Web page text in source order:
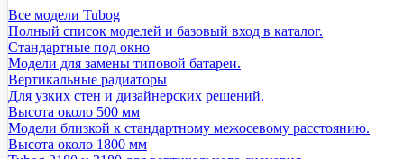
Все модели Tubog
Полный список моделей и базовый вход в каталог.
Стандартные под окно
Модели для замены типовой батареи.
Вертикальные радиаторы
Для узких стен и дизайнерских решений.
Высота около 500 мм
Модели близкой к стандартному межосевому расстоянию.
Высота около 1800 мм